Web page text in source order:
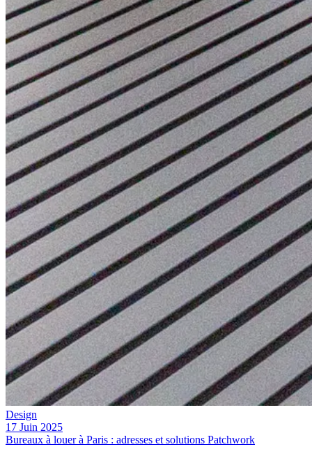
Design
17 Juin 2025
Bureaux à louer à Paris : adresses et solutions Patchwork